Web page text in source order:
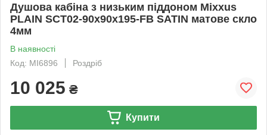
Душова кабіна з низьким піддоном Mixxus
PLAIN SCT02-90x90x195-FB SATIN матове скло
4мм
В наявності
Код: MI6896
Роздріб
10 025 ₴
Купити